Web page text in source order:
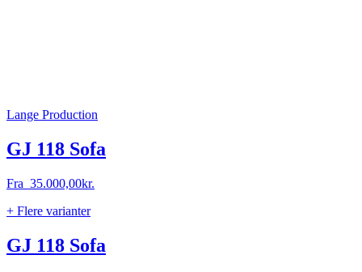
Lange Production
GJ 118 Sofa
Fra 35.000,00kr.
+ Flere varianter
GJ 118 Sofa